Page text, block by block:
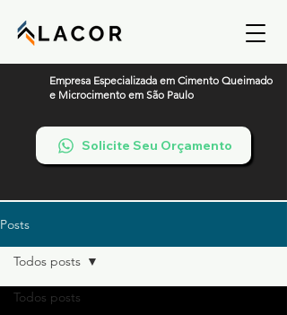
Empresa Especializada em Cimento Queimado
e Microcimento em São Paulo
Solicite Seu Orçamento
Posts
Todos posts
Todos posts